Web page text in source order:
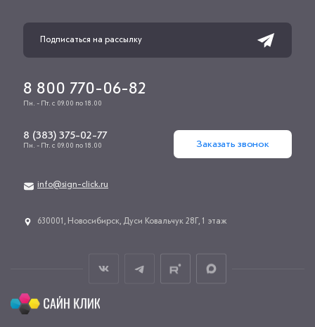
8 800 770-06-82
Пн. - Пт. с 09.00 по 18.00
8 (383) 375-02-77
Пн. - Пт. с 09.00 по 18.00 Заказать звонок
info@sign-click.ru
​630001, Новосибирск, Дуси Ковальчук 28Г, 1 этаж